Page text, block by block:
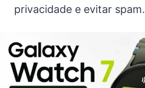
privacidade e evitar spam.